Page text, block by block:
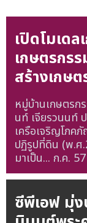
เปิดโมเด
เกษตรกร
สร้างเกษ
หมู่บ้านเกษตร
นท์ เจียรวนนท์
เครือเจริญโภค
ปฏิรูปที่ดิน (พ.ศ
มาเป็น... ก.ค. 57
ซีพีเอฟ มุ่